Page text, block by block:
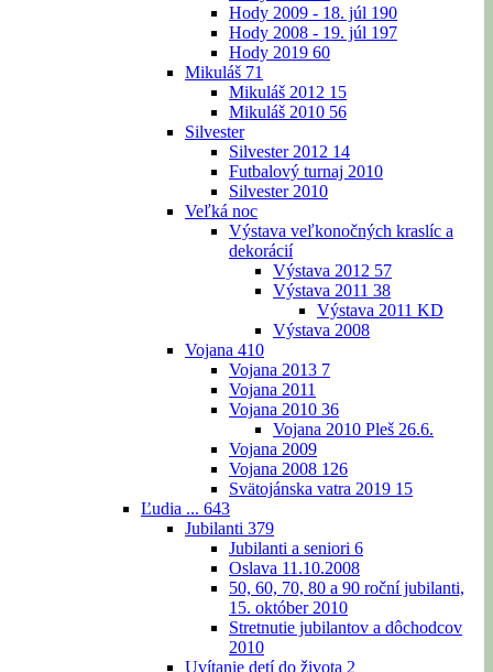
Hody 2009 - 18. júl 190
Hody 2008 - 19. júl 197
Hody 2019 60
Mikuláš 71
Mikuláš 2012 15
Mikuláš 2010 56
Silvester
Silvester 2012 14
Futbalový turnaj 2010
Silvester 2010
Veľká noc
Výstava veľkonočných kraslíc a
dekorácií
Výstava 2012 57
Výstava 2011 38
Výstava 2011 KD
Výstava 2008
Vojana 410
Vojana 2013 7
Vojana 2011
Vojana 2010 36
Vojana 2010 Pleš 26.6.
Vojana 2009
Vojana 2008 126
Svätojánska vatra 2019 15
Ľudia ... 643
Jubilanti 379
Jubilanti a seniori 6
Oslava 11.10.2008
50, 60, 70, 80 a 90 roční jubilanti,
15. október 2010
Stretnutie jubilantov a dôchodcov
2010
Uvítanie detí do života 2